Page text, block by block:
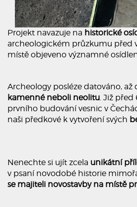
Projekt navazuje na historické
archeologickém průzkumu před
místě objeveno významné
Archeology posléze datováno, až
kamenné neboli neolitu. Již
prvního budování vesnic v
naši předkové k vytvoření svých
Nenechte si ujít zcela unikátní
v psaní novodobé historie
se majiteli novostavby na místě